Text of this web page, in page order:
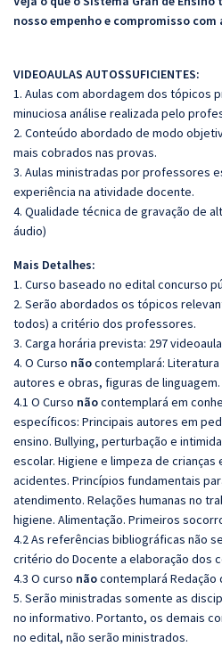
nosso empenho e compromisso com
VIDEOAULAS AUTOSSUFICIENTES:
1. Aulas com abordagem dos tópicos
minuciosa análise realizada pelo
2. Conteúdo abordado de modo
mais cobrados nas provas.
3. Aulas ministradas por professores
experiência na atividade docente.
4. Qualidade técnica de gravação de
áudio)
Mais Detalhes:
1. Curso baseado no edital concurso
2. Serão abordados os tópicos
todos) a critério dos professores.
3. Carga horária prevista: 297
4. O Curso nãocontemplará:
autores e obras, figuras de linguagem.
4.1 O Curso nãocontemplará em
específicos: Principais autores em
ensino. Bullying, perturbação e
escolar. Higiene e limpeza de crianças
acidentes. Princípios fundamentais
atendimento. Relações humanas no
higiene. Alimentação. Primeiros
4.2 As referências bibliográficas não
critério do Docente a elaboração dos
4.3 O curso nãocontemplará Redação
5. Serão ministradas somente as
no informativo. Portanto, os demais
no edital, não serão ministrados.